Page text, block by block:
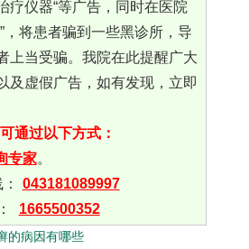
疗仪器“等广告，同时在医院
，将患者骗到一些黑诊所，导
上当受骗。我院在此提醒广大
及虚假广告，如有发现，立即
通过以下方式：
专家。
043181089997
1665500352
的病因有哪些